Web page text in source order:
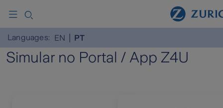
Languages: EN PT
Simular no Portal / App Z4U